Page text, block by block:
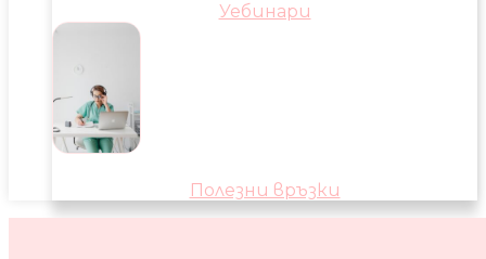
Уебинари
Полезни връзки